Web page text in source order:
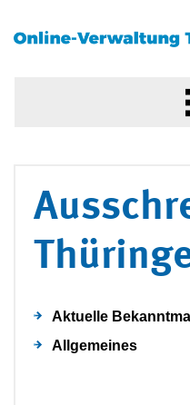
Aktuelle
Allgemeines